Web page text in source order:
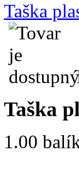
Taška
Taška
1.00